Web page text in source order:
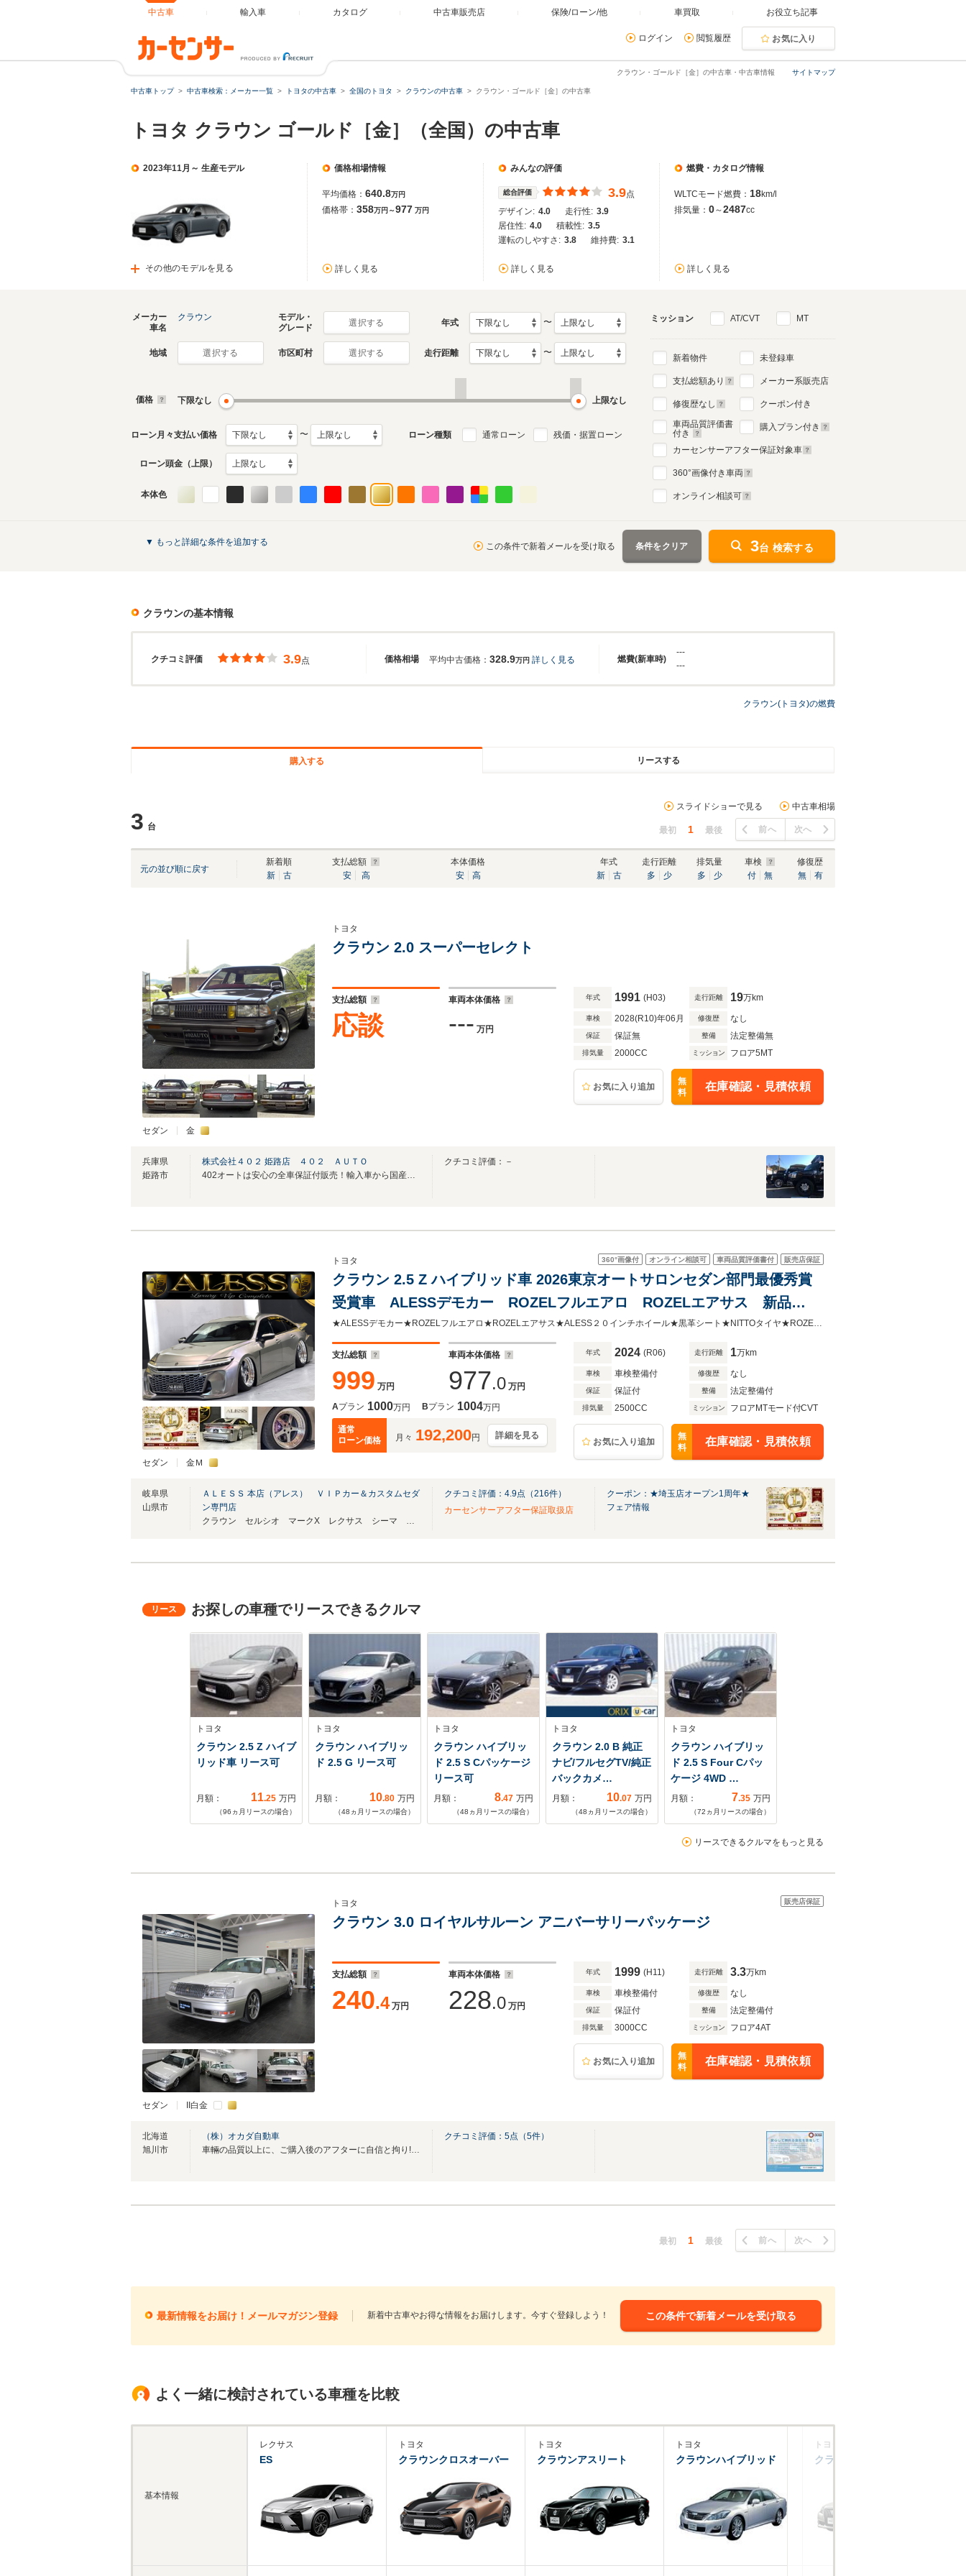
中古車 輸入車 カタログ 中古車販売店 保険/ローン/他 車買取 お役立ち記事
ログイン 閲覧履歴 お気に入り
サイトマップ
クラウン・ゴールド［金］の中古車・中古車情報
中古車トップ 中古車検索：メーカー一覧 トヨタの中古車 全国のトヨタ クラウンの中古車 クラウン・ゴールド［金］の中古車
トヨタ クラウン ゴールド［金］（全国）の中古車
2023年11月～ 生産モデル
その他のモデルを見る
価格相場情報
平均価格： 640.8万円
価格帯： 358万円～977 万円
詳しく見る
みんなの評価
総合評価 3.9点
デザイン: 4.0 走行性: 3.9
居住性: 4.0 積載性: 3.5
運転のしやすさ: 3.8 維持費: 3.1
詳しく見る
燃費・カタログ情報
WLTCモード燃費： 18km/l
排気量： 0～2487cc
詳しく見る
生産モデル
1987年9月～1991年9月
クラウンのカタログを見る
メーカー
車名
クラウン
モデル・
グレード
選択する 年式 〜
地域 選択する 市区町村 選択する 走行距離 〜
価格 下限なし 上限なし
ローン月々支払い価格 〜 ローン種類 通常ローン 残価・据置ローン
ローン頭金（上限）
本体色
ミッション AT/CVT MT
新着物件
支払総額あり
修復歴なし
車両品質評価書
付き
未登録車
メーカー系販売店
クーポン付き
購入プラン付き
カーセンサーアフター保証対象車
360°画像付き車両
オンライン相談可
▼ もっと詳細な条件を追加する この条件で新着メールを受け取る 条件をクリア 3台 検索する
クラウンの基本情報
クチコミ評価 価格相場 燃費(新車時)
3.9点 平均中古価格： 328.9万円 詳しく見る
---
---
クラウン(トヨタ)の燃費
購入する リースする
3 台
スライドショーで見る 中古車相場
最初 1 最後 前へ 次へ
元の並び順に戻す
新着順
新
古
支払総額
安
高
本体価格
安
高
年式
新
古
走行距離
多
少
排気量
多
少
車検
付
無
修復歴
無
有
セダン 金
トヨタ
クラウン 2.0 スーパーセレクト
支払総額
応談
車両本体価格
--- 万円
年式 1991 (H03) 走行距離 19万km
車検 2028(R10)年06月 修復歴 なし
保証 保証無 整備 法定整備無
排気量 2000CC ミッション フロア5MT
お気に入り追加
無
料
在庫確認・見積依頼
兵庫県
姫路市
株式会社４０２ 姫路店 ４０２ ＡＵＴＯ
402オートは安心の全車保証付販売！輸入車から国産車まで幅広く取り扱っております。
クチコミ評価：－
セダン 金Ｍ
360°画像付 オンライン相談可 車両品質評価書付 販売店保証
トヨタ
クラウン 2.5 Z ハイブリッド車 2026東京オートサロンセダン部門最優秀賞
受賞車 ALESSデモカー ROZELフルエアロ ROZELエアサス 新品
ALESS20インチアルミ NITTO新品タイヤ 黒革シート ROZELフロアマ
ット ROZELブレーキ・ローター
★ALESSデモカー★ROZELフルエアロ★ROZELエアサス★ALESS２０インチホイール★黒革シート★NITTOタイヤ★ROZELフロアマット★クルーズコントロール★ETC★スマートキー×２★
支払総額
999 万円
車両本体価格
977.0 万円
Aプラン 1000万円 Bプラン 1004万円
通常
ローン価格
月々 192,200円 詳細を見る
年式 2024 (R06) 走行距離 1万km
車検 車検整備付 修復歴 なし
保証 保証付 整備 法定整備付
排気量 2500CC ミッション フロアMTモード付CVT
お気に入り追加
無
料
在庫確認・見積依頼
岐阜県
山県市
ＡＬＥＳＳ 本店（アレス） ＶＩＰカー＆カスタムセダ
ン専門店
クラウン セルシオ マークX レクサス シーマ フーガ カスタム セダン専門店
クチコミ評価： 4.9点（216件）
カーセンサーアフター保証取扱店
クーポン：★埼玉店オープン1周年★
フェア情報
お探しの車種でリースできるクルマ
トヨタ
クラウン 2.5 Z ハイブ
リッド車 リース可
月額： 11.25 万円
（96 ヵ月リースの場合）
トヨタ
クラウン ハイブリッ
ド 2.5 G リース可
月額： 10.80 万円
（48 ヵ月リースの場合）
トヨタ
クラウン ハイブリッ
ド 2.5 S Cパッケージ
リース可
月額： 8.47 万円
（48 ヵ月リースの場合）
トヨタ
クラウン 2.0 B 純正
ナビ/フルセグTV/純正
バックカメ…
月額： 10.07 万円
（48 ヵ月リースの場合）
トヨタ
クラウン ハイブリッ
ド 2.5 S Four Cパッ
ケージ 4WD …
月額： 7.35 万円
（72 ヵ月リースの場合）
リースできるクルマをもっと見る
セダン II白金
販売店保証
トヨタ
クラウン 3.0 ロイヤルサルーン アニバーサリーパッケージ
支払総額
240.4 万円
車両本体価格
228.0 万円
年式 1999 (H11) 走行距離 3.3万km
車検 車検整備付 修復歴 なし
保証 保証付 整備 法定整備付
排気量 3000CC ミッション フロア4AT
お気に入り追加
無
料
在庫確認・見積依頼
北海道
旭川市
（株）オカダ自動車
クチコミ評価： 5点（5件）
最初 1 最後 前へ 次へ
最新情報をお届け！メールマガジン登録 新着中古車やお得な情報をお届けします。今すぐ登録しよう！ この条件で新着メールを受け取る
よく一緒に検討されている車種を比較
基本情報
レクサス
ES
トヨタ
クラウンクロスオーバー
トヨタ
クラウンアスリート
トヨタ
クラウンハイブリッド
トヨタ
クラウンマジェスタ